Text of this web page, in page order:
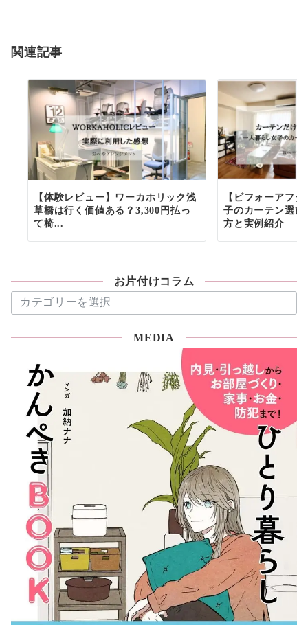
関連記事
【体験レビュー】ワーカホリック浅
草橋は行く価値ある？3,300円払っ
て椅...
【ビフォーアフ
子のカーテン選
方と実例紹介
お片付けコラム
片
MEDIA